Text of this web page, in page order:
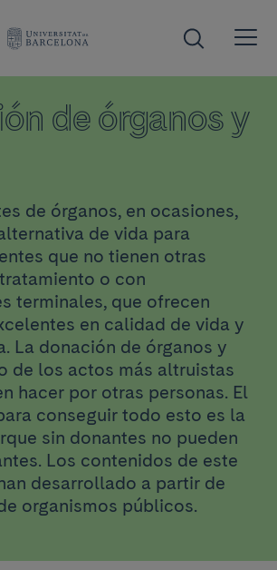
de órganos y
de órganos, en ocasiones,
de vida para
que no tienen otras
o con
terminales, que ofrecen
en calidad de vida y
La donación de órganos y
de los actos más altruistas
hacer por otras personas. El
conseguir todo esto es la
sin donantes no pueden
Los contenidos de este
desarrollado a partir de
organismos públicos.